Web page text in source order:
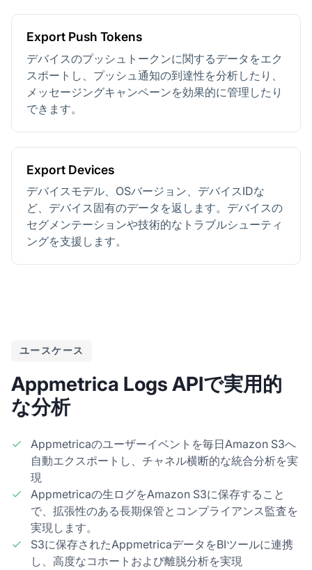
Export Push Tokens
デバイスのプッシュトークンに関するデータをエク
スポートし、プッシュ通知の到達性を分析したり、
メッセージングキャンペーンを効果的に管理したり
できます。
Export Devices
デバイスモデル、OSバージョン、デバイスIDな
ど、デバイス固有のデータを返します。デバイスの
セグメンテーションや技術的なトラブルシューティ
ングを支援します。
ユースケース
Appmetrica Logs APIで実用的
な分析
Appmetricaのユーザーイベントを毎日Amazon S3へ
自動エクスポートし、チャネル横断的な統合分析を実
現
Appmetricaの生ログをAmazon S3に保存すること
で、拡張性のある長期保管とコンプライアンス監査を
実現します。
S3に保存されたAppmetricaデータをBIツールに連携
し、高度なコホートおよび離脱分析を実現